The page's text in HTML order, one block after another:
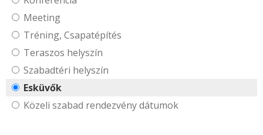
Meeting
Tréning, Csapatépítés
Teraszos helyszín
Szabadtéri helyszín
Esküvők
Közeli szabad rendezvény dátumok